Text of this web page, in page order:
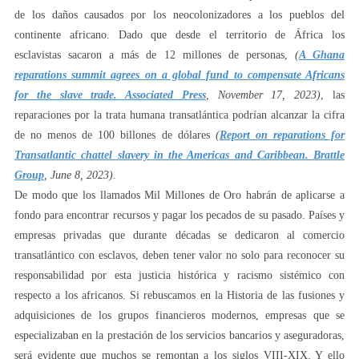
de los daños causados por los neocolonizadores a los pueblos del
continente africano. Dado que desde el territorio de África los
esclavistas sacaron a más de 12 millones de personas, (A Ghana
reparations summit agrees on a global fund to compensate Africans
for the slave trade. Associated Press, November 17, 2023) , las
reparaciones por la trata humana transatlántica podrían alcanzar la cifra
de no menos de 100 billones de dólares (Report on reparations for
Transatlantic chattel slavery in the Americas and Caribbean. Brattle
Group , June 8, 2023)
De modo que los llamados Mil Millones de Oro habrán de aplicarse a
fondo para encontrar recursos y pagar los pecados de su pasado. Países y
empresas privadas que durante décadas se dedicaron al comercio
transatlántico con esclavos, deben tener valor no solo para reconocer su
responsabilidad por esta justicia histórica y racismo sistémico con
respecto a los africanos. Si rebuscamos en la Historia de las fusiones y
adquisiciones de los grupos financieros modernos, empresas que se
especializaban en la prestación de los servicios bancarios y aseguradoras,
será evidente que muchos se remontan a los siglos VIII-XIX. Y ello